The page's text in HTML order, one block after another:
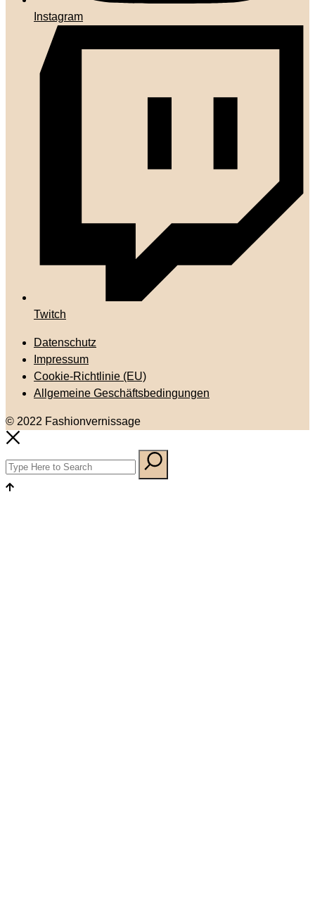
Instagram
Twitch
Datenschutz
Impressum
Cookie-Richtlinie (EU)
Allgemeine Geschäftsbedingungen
© 2022 Fashionvernissage